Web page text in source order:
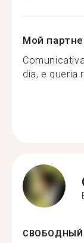
Мой
dia, e queria
СВОБОДНЫЙ